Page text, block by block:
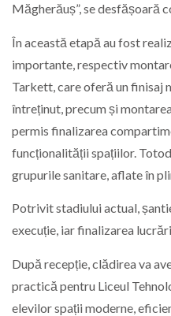
Măgherăuș”, se desfășoară
În această etapă au fost
importante, respectiv
Tarkett, care oferă un finisaj
întreținut, precum și
permis finalizarea
funcționalității spațiilor.
grupurile sanitare, aflate în
Potrivit stadiului actual,
execuție, iar finalizarea
După recepție, clădirea va
practică pentru Liceul
elevilor spații moderne,